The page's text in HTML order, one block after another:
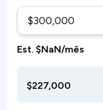
Est. $NaN/mês
$227,000